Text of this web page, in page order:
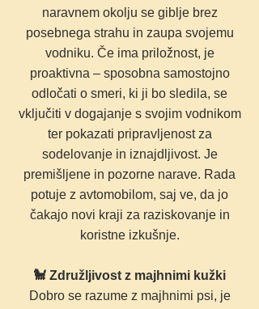
naravnem okolju se giblje brez
posebnega strahu in zaupa svojemu
vodniku. Če ima priložnost, je
proaktivna – sposobna samostojno
odločati o smeri, ki ji bo sledila, se
vključiti v dogajanje s svojim vodnikom
ter pokazati pripravljenost za
sodelovanje in iznajdljivost. Je
premišljene in pozorne narave. Rada
potuje z avtomobilom, saj ve, da jo
čakajo novi kraji za raziskovanje in
koristne izkušnje.
🐩 Združljivost z majhnimi kužki
Dobro se razume z majhnimi psi, je